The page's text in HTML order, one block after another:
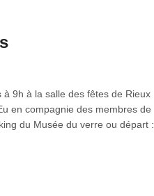
9h à la salle des fêtes de Rieux
en compagnie des membres de
du Musée du verre ou départ :